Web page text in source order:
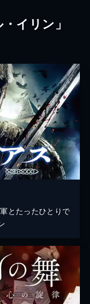
イリン」
とたったひとりで